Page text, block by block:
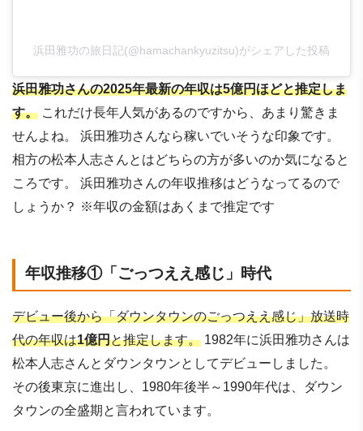
浜田雅功の旅日記(@hamachankyuzitsu)がシェアした投稿
浜田雅功さんの2025年最新の年収は5億円ほどと推定しま
す。 これだけ長年人気があるのですから、あまり驚きま
せんよね。 浜田雅功さんなら稼いでいそうな印象です。
相方の松本人志さんとはどちらの方が多いのか気になると
ころです。 浜田雅功さんの年収推移はどうなってるので
しょうか？ ※年収の金額はあくまで推定です
年収推移①「ごっつええ感じ」時代
デビュー後から「ダウンタウンのごっつええ感じ」放送時
代の年収は1億円と推定します。 1982年に浜田雅功さんは
松本人志さんとダウンタウンとしてデビューしました。
その後東京に進出し、1980年後半～1990年代は、ダウン
タウンの全盛期と言われています。